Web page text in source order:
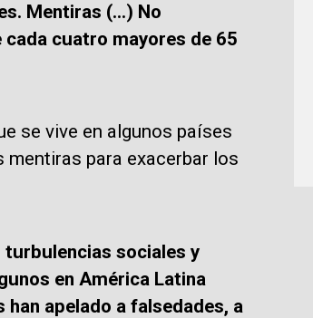
Mentiras (…) No
cuatro mayores de 65
se vive en algunos países
mentiras para exacerbar los
turbulencias sociales y
en América Latina
apelado a falsedades, a